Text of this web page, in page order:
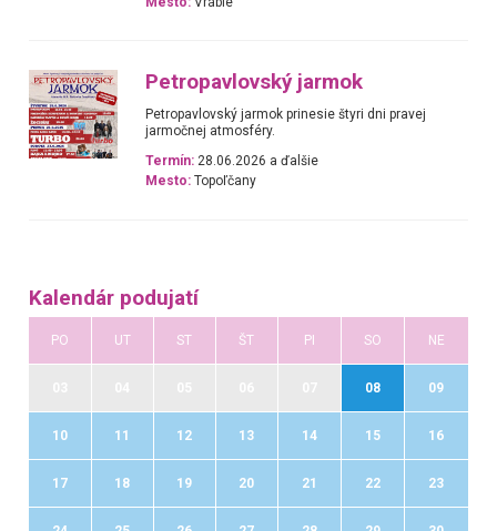
Petropavlovský jarmok
Petropavlovský jarmok prinesie štyri dni pravej
jarmočnej atmosféry.
Termín: 28.06.2026 a ďalšie
Mesto: Topoľčany
Kalendár podujatí
PO UT ST ŠT PI SO NE
08 09
10 11 12 13 14 15 16
17 18 19 20 21 22 23